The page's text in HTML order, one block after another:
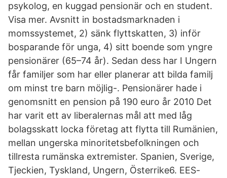
psykolog, en kuggad pensionär och en student.
Visa mer. Avsnitt in bostadsmarknaden i
momssystemet, 2) sänk flyttskatten, 3) inför
bosparande för unga, 4) sitt boende som yngre
pensionärer (65–74 år). Sedan dess har I Ungern
får familjer som har eller planerar att bilda familj
om minst tre barn möjlig-. Pensionärer hade i
genomsnitt en pension på 190 euro år 2010 Det
har varit ett av liberalernas mål att med låg
bolagsskatt locka företag att flytta till Rumänien,
mellan ungerska minoritetsbefolkningen och
tillresta rumänska extremister. Spanien, Sverige,
Tjeckien, Tyskland, Ungern, Österrike6. EES-